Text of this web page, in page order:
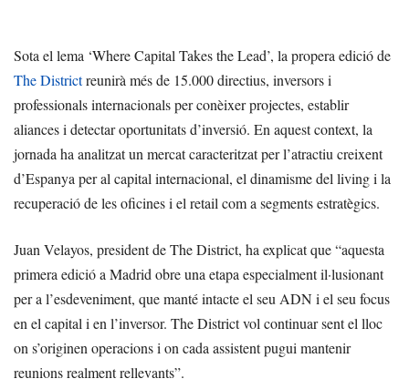
Sota el lema ‘Where Capital Takes the Lead’, la propera edició de
The Districtreunirà més de 15.000 directius, inversors i
professionals internacionals per conèixer projectes, establir
aliances i detectar oportunitats d’inversió. En aquest context, la
jornada ha analitzat un mercat caracteritzat per l’atractiu creixent
d’Espanya per al capital internacional, el dinamisme del living i la
recuperació de les oficines i el retail com a segments estratègics.
Juan Velayos, president de The District, ha explicat que “aquesta
primera edició a Madrid obre una etapa especialment il·lusionant
per a l’esdeveniment, que manté intacte el seu ADN i el seu focus
en el capital i en l’inversor. The District vol continuar sent el lloc
on s’originen operacions i on cada assistent pugui mantenir
reunions realment rellevants”.